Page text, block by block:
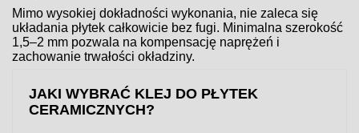
Mimo wysokiej dokładności wykonania, nie zaleca się
układania płytek całkowicie bez fugi. Minimalna szerokość
1,5–2 mm pozwala na kompensację naprężeń i
zachowanie trwałości okładziny.
JAKI WYBRAĆ KLEJ DO PŁYTEK
CERAMICZNYCH?